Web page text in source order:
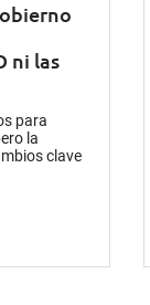
ni las
para
la
clave